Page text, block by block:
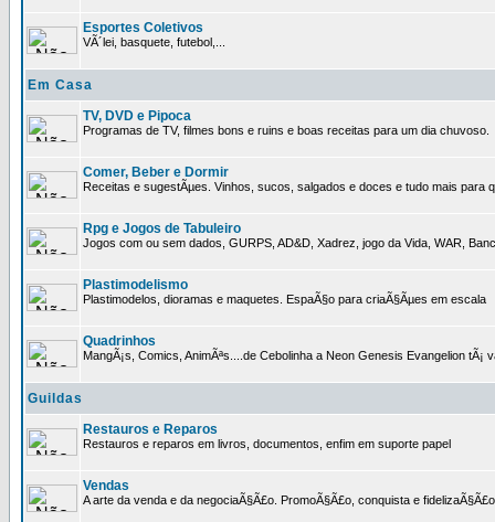
Esportes Coletivos
VÃ´lei, basquete, futebol,...
Em Casa
TV, DVD e Pipoca
Programas de TV, filmes bons e ruins e boas receitas para um dia chuvoso.
Comer, Beber e Dormir
Receitas e sugestÃµes. Vinhos, sucos, salgados e doces e tudo mais para
Rpg e Jogos de Tabuleiro
Jogos com ou sem dados, GURPS, AD&D, Xadrez, jogo da Vida, WAR,
Plastimodelismo
Plastimodelos, dioramas e maquetes. EspaÃ§o para criaÃ§Ãµes em escala
Quadrinhos
MangÃ¡s, Comics, AnimÃªs....de Cebolinha a Neon Genesis Evangelion tÃ¡
Guildas
Restauros e Reparos
Restauros e reparos em livros, documentos, enfim em suporte papel
Vendas
A arte da venda e da negociaÃ§Ã£o. PromoÃ§Ã£o, conquista e